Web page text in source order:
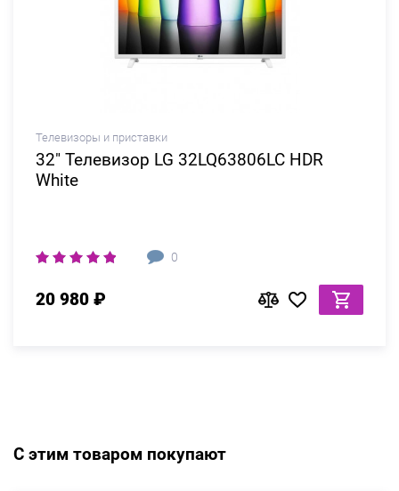
Телевизоры и приставки
32" Телевизор LG 32LQ63806LC HDR
White
0
20 980 ₽
С этим товаром покупают